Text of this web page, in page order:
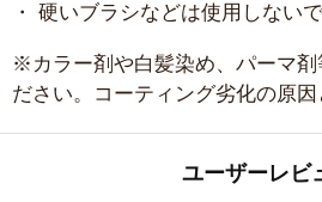
・ 硬いブラシなどは使用しない
※カラー剤や白髪染め、パーマ剤
ださい。コーティング劣化の原因
ユーザーレビ